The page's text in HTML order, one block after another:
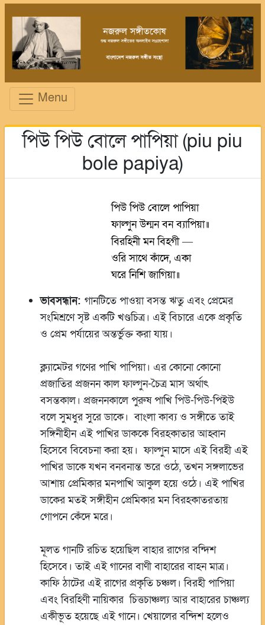
Menu
পিউ পিউ বোলে পাপিয়া (piu piu
bole papiya)
পিউ পিউ বোলে পাপিয়া
ফাল্গুন উন্মন বন ব্যাপিয়া॥
বিরহিনী মন বিহগী—
ওরি সাথে কাঁদে, একা
ঘরে নিশি জাগিয়া॥
ভাবসন্ধান: গানটিতে পাওয়া বসন্ত ঋতু এবং প্রেমের
সংমিশ্রণে সৃষ্ট একটি খণ্ডচিত্র। এই বিচারে একে প্রকৃতি
ও প্রেম পর্যায়ের অন্তর্ভুক্ত করা যায়।
ক্ল্যামেটর গণের পাখি পাপিয়া। এর কোনো কোনো
প্রজাতির প্রজনন কাল ফাল্গুন-চৈত্র মাস অর্থাৎ
বসন্তকাল। প্রজননকালে পুরুষ পাখি পিউ-পিউ-পিইউ
বলে সুমধুর সুরে ডাকে। বাংলা কাব্য ও সঙ্গীতে তাই
সঙ্গিনীহীন এই পাখির ডাককে বিরহকাতার আহ্বান
হিসেবে বিবেচনা করা হয়। ফাল্গুন মাসে এই বিরহী এই
পাখির ডাকে যখন বনবনান্ত ভরে ওঠে, তখন সঙ্গলাভের
আশায় প্রেমিকার মনপাখি আকুল হয়ে ওঠে। এই পাখির
ডাকের মতই সঙ্গীহীন প্রেমিকার মন বিরহকাতরতায়
গোপনে কেঁদে মরে।
মূলত গানটি রচিত হয়েছিল বাহার রাগের বন্দিশ
হিসেবে। তাই এই গানের বাণী বাহারের বাহন মাত্র।
কাফি ঠাটের এই রাগের প্রকৃতি চঞ্চল। বিরহী পাপিয়া
এবং বিরহিণী নায়িকার চিত্তচাঞ্চল্য আর বাহারের চাঞ্চল্য
একীভূত হয়েছে এই গানে। খেয়ালের বন্দিশ হলেও